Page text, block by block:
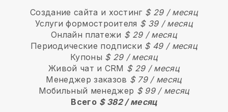
Создание сайта и хостинг $ 29 / месяц
Услуги формостроителя $ 39 / месяц
Онлайн платежи $ 29 / месяц
Периодические подписки $ 49 / месяц
Купоны $ 29 / месяц
Живой чат и CRM $ 29 / месяц
Менеджер заказов $ 79 / месяц
Мобильный менеджер $ 99 / месяц
Всего $ 382 / месяц